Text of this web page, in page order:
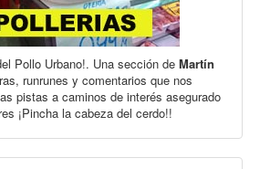
Pollo Urbano!. Una sección de Martín
runrunes y comentarios que nos
pistas a caminos de interés asegurado
¡Pincha la cabeza del cerdo!!